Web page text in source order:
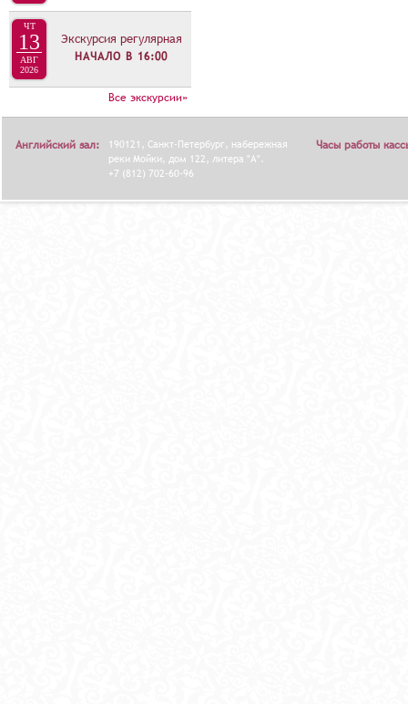
ЧТ
13
АВГ
2026
Экскурсия регулярная
НАЧАЛО В 16:00
Все экскурсии»
Английский зал:
190121, Санкт-Петербург, набережная
реки Мойки, дом 122, литера "А".
+7 (812) 702-60-96
Часы работы